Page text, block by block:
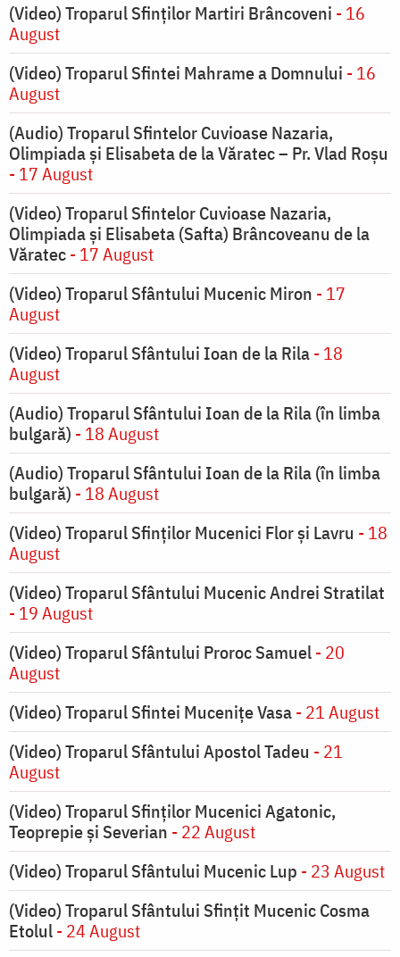
(Video) Troparul Sfinților Martiri Brâncoveni - 16
August
(Video) Troparul Sfintei Mahrame a Domnului - 16
August
(Audio) Troparul Sfintelor Cuvioase Nazaria,
Olimpiada și Elisabeta de la Văratec – Pr. Vlad Roșu
- 17 August
(Video) Troparul Sfintelor Cuvioase Nazaria,
Olimpiada și Elisabeta (Safta) Brâncoveanu de la
Văratec- 17 August
(Video) Troparul Sfântului Mucenic Miron - 17
August
(Video) Troparul Sfântului Ioan de la Rila- 18
August
(Audio) Troparul Sfântului Ioan de la Rila (în limba
bulgară) - 18 August
(Audio) Troparul Sfântului Ioan de la Rila (în limba
bulgară) - 18 August
(Video) Troparul Sfinților Mucenici Flor și Lavru - 18
August
(Video) Troparul Sfântului Mucenic Andrei Stratilat
- 19 August
(Video) Troparul Sfântului Proroc Samuel- 20
August
(Video) Troparul Sfintei Mucenițe Vasa- 21 August
(Video) Troparul Sfântului Apostol Tadeu - 21
August
(Video) Troparul Sfinților Mucenici Agatonic,
Teoprepie și Severian - 22 August
(Video) Troparul Sfântului Mucenic Lup - 23 August
(Video) Troparul Sfântului Sfințit Mucenic Cosma
Etolul- 24 August